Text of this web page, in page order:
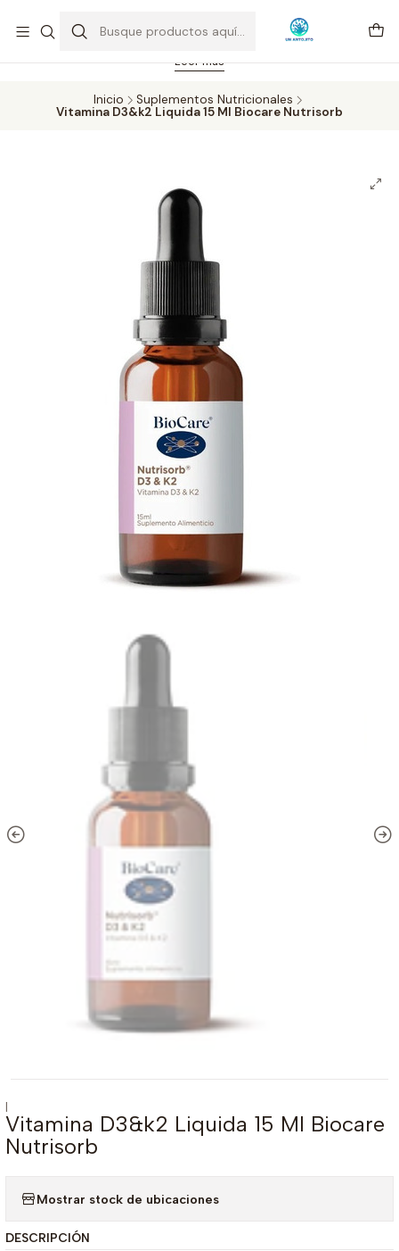
Feriado 21-05-2026 atención hasta las 14 hrs. Envío GRATIS mismo
día solo área Metropolitana Santiago por compras desde CLP 39.900.
Pedidos hasta 16 hrs., sábados y domingos hasta 14 hrs.
Leer más
Inicio
Suplementos Nutricionales
Vitamina D3&k2 Liquida 15 Ml Biocare Nutrisorb
|
Vitamina D3&k2 Liquida 15 Ml Biocare
Nutrisorb
Mostrar stock de ubicaciones
DESCRIPCIÓN